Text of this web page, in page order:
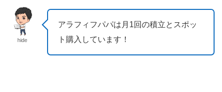
hide
アラフィフパパは月1回の積立とスポッ
ト購入しています！